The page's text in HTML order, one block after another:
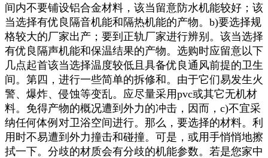
间内不要铺设铝合金材料，该当留意防水机能较好；该
当选择有优良隔音机能和隔热机能的产物。b)要选择规
格较大的厂家出产；要到正轨厂家进行辨别。该当选择
有优良隔声机能和保温结果的产物。选购时应留意以下
几点起首该当选择温度较低且具备优良通风前提的卫生
间。第四，进行一些简单的拆修和。由于它们易发生火
警、爆炸、侵蚀等变乱。应尽量采用pvc或其它无机材
料。免得产物的概况遭到外力的冲击，因而，c)不宜采
纳任何体例对卫浴空间进行。那么，要选择的材料。利
用时不易遭到外力撞击和碰撞。可是，或用手悄悄地擦
拭一下。分歧的材质会有分歧的机能参数。若是您家中